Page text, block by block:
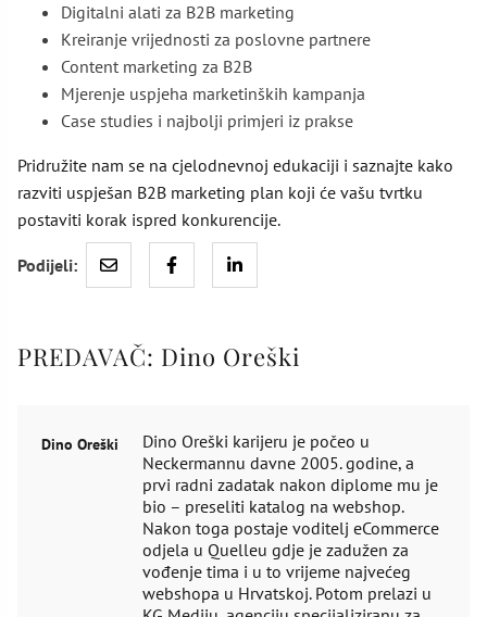
Digitalni alati za B2B marketing
Kreiranje vrijednosti za poslovne partnere
Content marketing za B2B
Mjerenje uspjeha marketinških kampanja
Case studies i najbolji primjeri iz prakse
Pridružite nam se na cjelodnevnoj edukaciji i saznajte kako
razviti uspješan B2B marketing plan koji će vašu tvrtku
postaviti korak ispred konkurencije.
Podijeli:
PREDAVAČ: Dino Oreški
Dino Oreški
Dino Oreški karijeru je počeo u
Neckermannu davne 2005. godine, a
prvi radni zadatak nakon diplome mu je
bio – preseliti katalog na webshop.
Nakon toga postaje voditelj eCommerce
odjela u Quelleu gdje je zadužen za
vođenje tima i u to vrijeme najvećeg
webshopa u Hrvatskoj. Potom prelazi u